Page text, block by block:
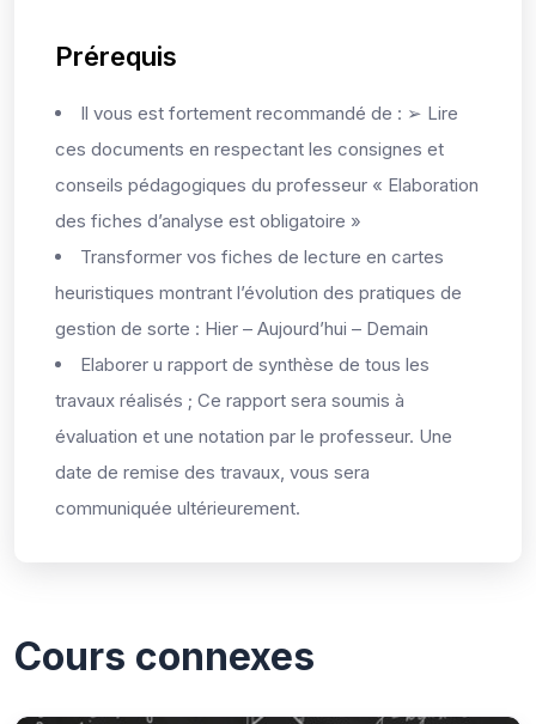
Prérequis
Il vous est fortement recommandé de : ➢ Lire
ces documents en respectant les consignes et
conseils pédagogiques du professeur « Elaboration
des fiches d’analyse est obligatoire »
Transformer vos fiches de lecture en cartes
heuristiques montrant l’évolution des pratiques de
gestion de sorte : Hier – Aujourd’hui – Demain
Elaborer u rapport de synthèse de tous les
travaux réalisés ; Ce rapport sera soumis à
évaluation et une notation par le professeur. Une
date de remise des travaux, vous sera
communiquée ultérieurement.
Cours connexes